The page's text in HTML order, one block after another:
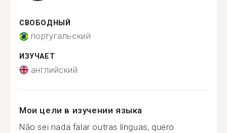
СВОБОДНЫЙ
португальский
ИЗУЧАЕТ
английский
Мои цели в изучении языка
Não sei nada falar outras línguas, quero